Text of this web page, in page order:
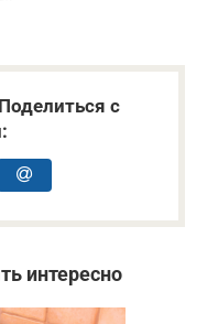
с
интересно